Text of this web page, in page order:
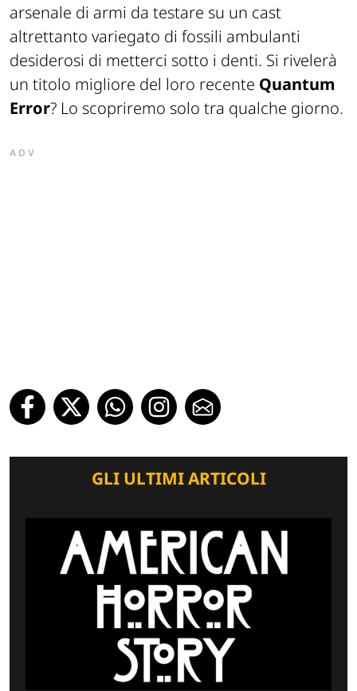
arsenale di armi da testare su un cast
altrettanto variegato di fossili ambulanti
desiderosi di metterci sotto i denti. Si rivelerà
un titolo migliore del loro recente Quantum
Error? Lo scopriremo solo tra qualche giorno.
ADV
GLI ULTIMI ARTICOLI